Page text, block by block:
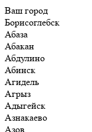
Ваш город
Борисоглебск
Абаза
Абакан
Абдулино
Абинск
Агидель
Агрыз
Адыгейск
Азнакаево
Азов